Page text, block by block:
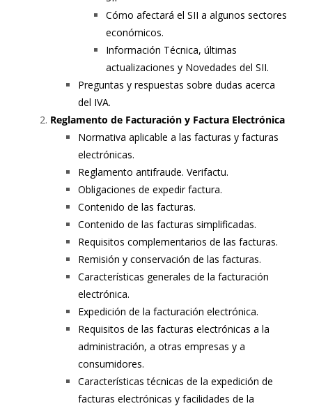
Cómo afectará el SII a algunos sectores
económicos.
Información Técnica, últimas
actualizaciones y Novedades del SII.
Preguntas y respuestas sobre dudas acerca
del IVA.
Reglamento de Facturación y Factura Electrónica
Normativa aplicable a las facturas y facturas
electrónicas.
Reglamento antifraude. Verifactu.
Obligaciones de expedir factura.
Contenido de las facturas.
Contenido de las facturas simplificadas.
Requisitos complementarios de las facturas.
Remisión y conservación de las facturas.
Características generales de la facturación
electrónica.
Expedición de la facturación electrónica.
Requisitos de las facturas electrónicas a la
administración, a otras empresas y a
consumidores.
Características técnicas de la expedición de
facturas electrónicas y facilidades de la